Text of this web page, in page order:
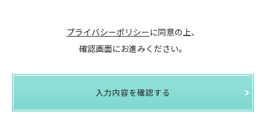
プライバシーポリシーに同意の上、
確認画面にお進みください。
入力内容を確認する